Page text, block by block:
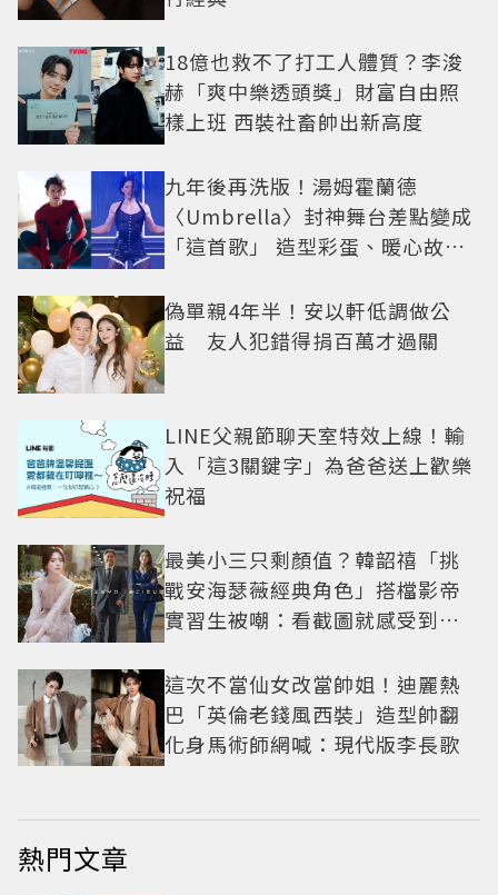
18億也救不了打工人體質？李浚
赫「爽中樂透頭獎」財富自由照
樣上班 西裝社畜帥出新高度
九年後再洗版！湯姆霍蘭德
〈Umbrella〉封神舞台差點變成
「這首歌」 造型彩蛋、暖心故事
偽單親4年半！安以軒低調做公
益 友人犯錯得捐百萬才過關
LINE父親節聊天室特效上線！輸
入「這3關鍵字」為爸爸送上歡樂
祝福
最美小三只剩顏值？韓韶禧「挑
戰安海瑟薇經典角色」搭檔影帝
實習生被嘲：看截圖就感受到演
這次不當仙女改當帥姐！迪麗熱
巴「英倫老錢風西裝」造型帥翻
化身馬術師網喊：現代版李長歌
熱門文章